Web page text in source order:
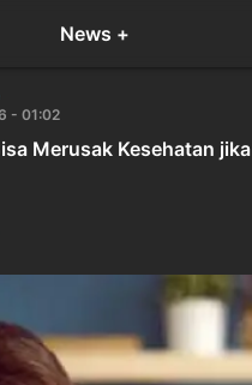
News +
- 01:02
Merusak Kesehatan jika